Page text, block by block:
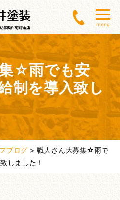
menu
☆雨でも安
制を導入致し
ブログ >職人さん大募集☆雨で
しました！